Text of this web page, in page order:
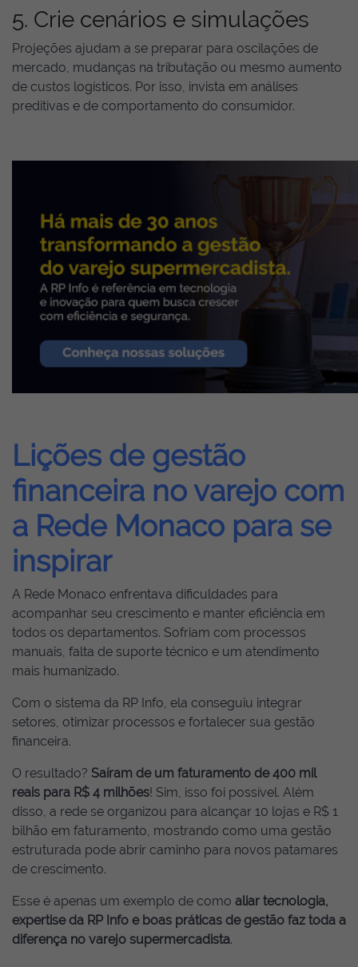
5. Crie cenários e simulações
Projeções ajudam a se preparar para oscilações de
mercado, mudanças na tributação ou mesmo aumento
de custos logísticos. Por isso, invista em análises
preditivas e de comportamento do consumidor.
Lições de gestão
financeira no varejo com
a Rede Monaco para se
inspirar
A Rede Monaco enfrentava dificuldades para
acompanhar seu crescimento e manter eficiência em
todos os departamentos. Sofriam com processos
manuais, falta de suporte técnico e um atendimento
mais humanizado.
Com o sistema da RP Info, ela conseguiu integrar
setores, otimizar processos e fortalecer sua gestão
financeira.
O resultado? Saíram de um faturamento de 400 mil
reais para R$ 4 milhões! Sim, isso foi possível. Além
disso, a rede se organizou para alcançar 10 lojas e R$ 1
bilhão em faturamento, mostrando como uma gestão
estruturada pode abrir caminho para novos patamares
de crescimento.
Esse é apenas um exemplo de como aliar tecnologia,
expertise da RP Info e boas práticas de gestão faz toda a
diferença no varejo supermercadista.